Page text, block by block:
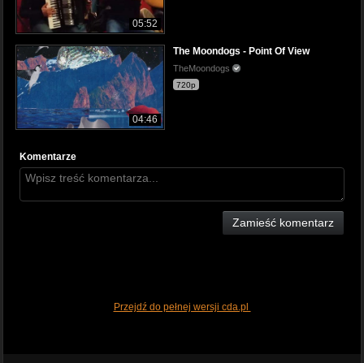
05:52
04:46
The Moondogs - Point Of View
TheMoondogs
720p
Komentarze
Zamieść komentarz
Przejdź do pełnej wersji cda.pl